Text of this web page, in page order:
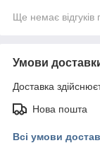
Ще немає відгуків
Умови
Доставка
Нова пошта
Всі умови